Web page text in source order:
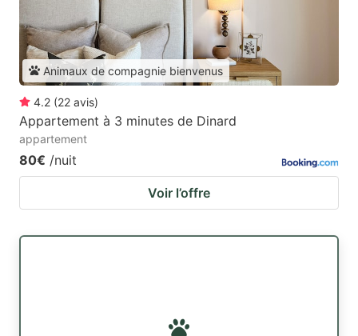
Animaux de compagnie bienvenus
4.2 (22 avis)
Appartement à 3 minutes de Dinard
appartement
80€ /nuit
Voir l’offre